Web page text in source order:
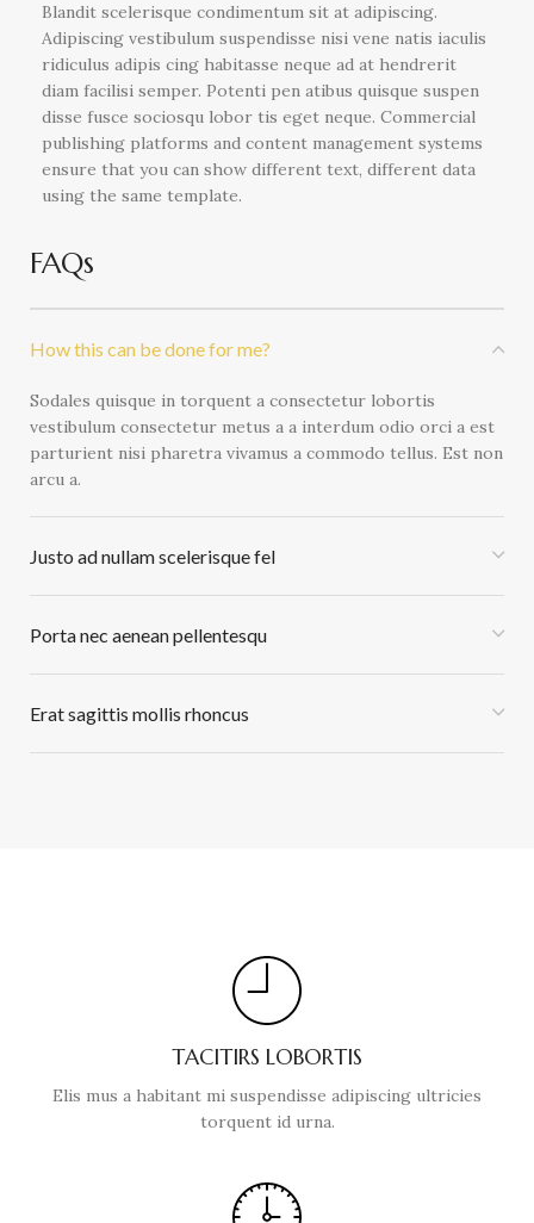
Blandit scelerisque condimentum sit at adipiscing.
Adipiscing vestibulum suspendisse nisi vene natis iaculis
ridiculus adipis cing habitasse neque ad at hendrerit
diam facilisi semper. Potenti pen atibus quisque suspen
disse fusce sociosqu lobor tis eget neque. Commercial
publishing platforms and content management systems
ensure that you can show different text, different data
using the same template.
FAQs
How this can be done for me?
Sodales quisque in torquent a consectetur lobortis
vestibulum consectetur metus a a interdum odio orci a est
parturient nisi pharetra vivamus a commodo tellus. Est non
arcu a.
Justo ad nullam scelerisque fel
Porta nec aenean pellentesqu
Erat sagittis mollis rhoncus
TACITIRS LOBORTIS
Elis mus a habitant mi suspendisse adipiscing ultricies
torquent id urna.